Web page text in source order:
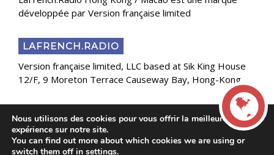
développée par Version française limited
LAFRENCH.RADIO
Version française limited, LLC based at Sik King House
12/F, 9 Moreton Terrace Causeway Bay, Hong-Kong
Copyright 2025 Presse Généraliste des Français de
l’Étranger
LIVE
Nous utilisons des cookies pour vous offrir la meilleure
expérience sur notre site.
You can find out more about which cookies we are using or
switch them off in settings.